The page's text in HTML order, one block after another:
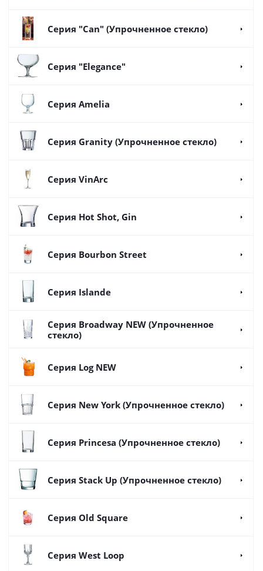
Серия "Can" (Упрочненное стекло)
Серия "Elegance"
Серия Amelia
Серия Granity (Упрочненное стекло)
Серия VinArc
Серия Hot Shot, Gin
Серия Bourbon Street
Серия Islande
Серия Broadway NEW (Упрочненное
стекло)
Серия Log NEW
Серия New York (Упрочненное стекло)
Серия Princesa (Упрочненное стекло)
Серия Stack Up (Упрочненное стекло)
Серия Old Square
Серия West Loop